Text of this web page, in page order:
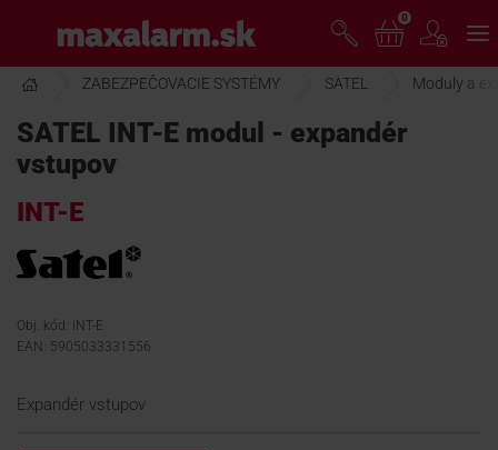
hlavnému
obsahu
www.maxalarm.sk
AKCIA MESIACA
PRODUKTY
SPOLOČNOSŤ
ŠKOLENIE
0
ZABEZPEČOVACIE SYSTÉMY SATEL Moduly a
SATEL INT-E modul - expandér
vstupov
INT-E
Obj. kód: INT-E
EAN: 5905033331556
Expandér vstupov